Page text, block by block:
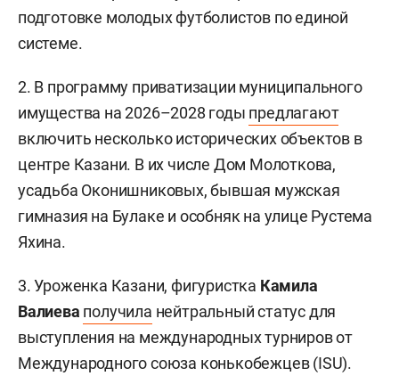
подготовке молодых футболистов по единой
системе.
2. В программу приватизации муниципального
имущества на 2026–2028 годы предлагают
включить несколько исторических объектов в
центре Казани. В их числе Дом Молоткова,
усадьба Оконишниковых, бывшая мужская
гимназия на Булаке и особняк на улице Рустема
Яхина.
3. Уроженка Казани, фигуристка Камила
Валиева получила нейтральный статус для
выступления на международных турниров от
Международного союза конькобежцев (ISU).